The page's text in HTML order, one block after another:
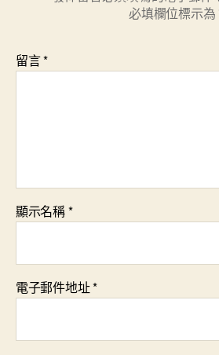
必填欄位標示為
留言*
顯示名稱*
電子郵件地址*